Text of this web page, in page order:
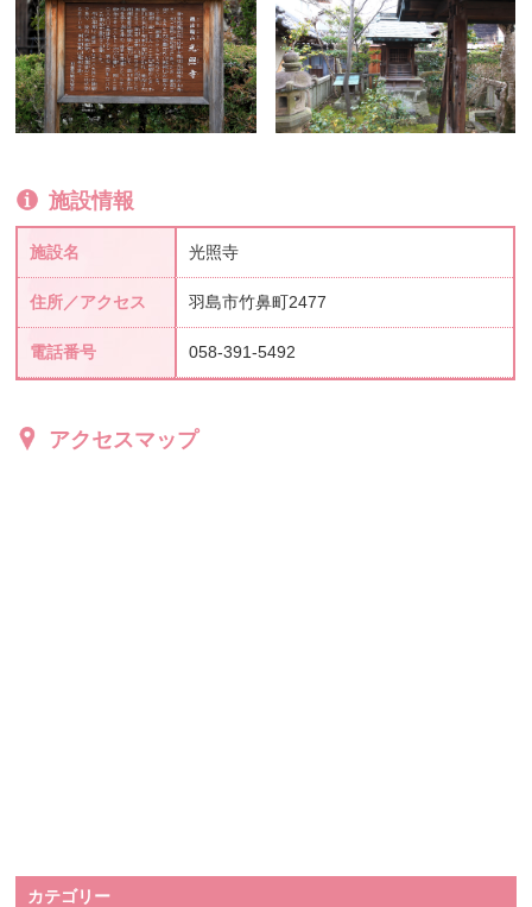
施設情報
施設名 光照寺
住所／アクセス 羽島市竹鼻町2477
電話番号 058-391-5492
アクセスマップ
カテゴリー